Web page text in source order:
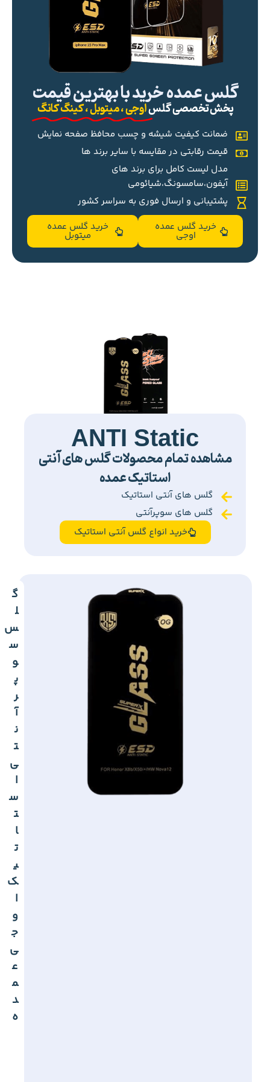
گلس عمده خرید با بهترین قیمت
پخش تخصصی گلساوجی ، میتوبل ، کینگ کانگ
ضمانت کیفیت شیشه و چسب محافظ صفحه نمایش
قیمت رقابتی در مقایسه با سایر برند ها
مدل لیست کامل برای برند های
آیفون،سامسونگ،شیائومی
پشتیبانی و ارسال فوری به سراسر کشور
خرید گلس عمده
اوجی
خرید گلس عمده
میتوبل
ANTI Static
مشاهده تمام محصولات گلس های آنتی
استاتیک عمده
گلس های آنتی استاتیک
گلس های سوپرآنتی
خرید انواع گلس آنتی استاتیک
گ
ل
س
س
و
پ
ر
آ
ن
ت
ی
ا
س
ت
ا
ت
ی
ک
ا
و
ج
ی
ع
م
د
ه